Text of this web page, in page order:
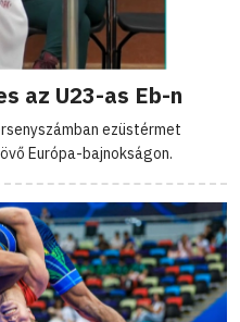
az U23-as Eb-n
ezüstérmet
Európa-bajnokságon.